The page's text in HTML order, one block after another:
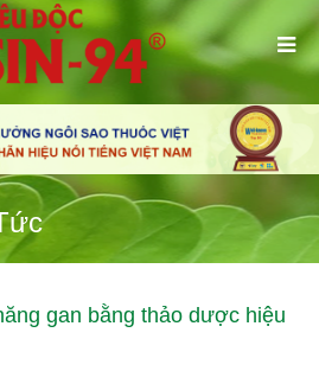
gan bằng thảo dược hiệu